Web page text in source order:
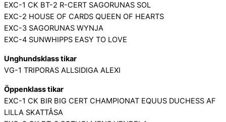
EXC-1 CK BT-2 R-CERT SAGORUNAS SOL
EXC-2 HOUSE OF CARDS QUEEN OF HEARTS
EXC-3 SAGORUNAS WYNJA
EXC-4 SUNWHIPPS EASY TO LOVE
Unghundsklass tikar
VG-1 TRIPORAS ALLSIDIGA ALEXI
Öppenklass tikar
EXC-1 CK BIR BIG CERT CHAMPIONAT EQUUS DUCHESS AF
LILLA SKATTÅSA